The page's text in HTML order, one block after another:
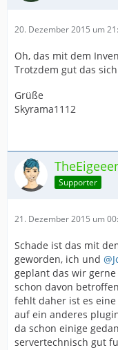
20. Dezember 2015 um
Oh, das mit dem
Trotzdem gut das
Grüße
Skyrama1112
Supporter
21. Dezember 2015 um
Schade ist das mit
geworden, ich und
geplant das wir
schon davon
fehlt daher ist es
auf ein anderes
da schon einige
servertechnisch gut